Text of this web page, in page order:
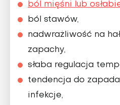
ból mięśni lub
ból stawów,
nadwrażliwość na
zapachy,
słaba regulacja
tendencja do
infekcje,